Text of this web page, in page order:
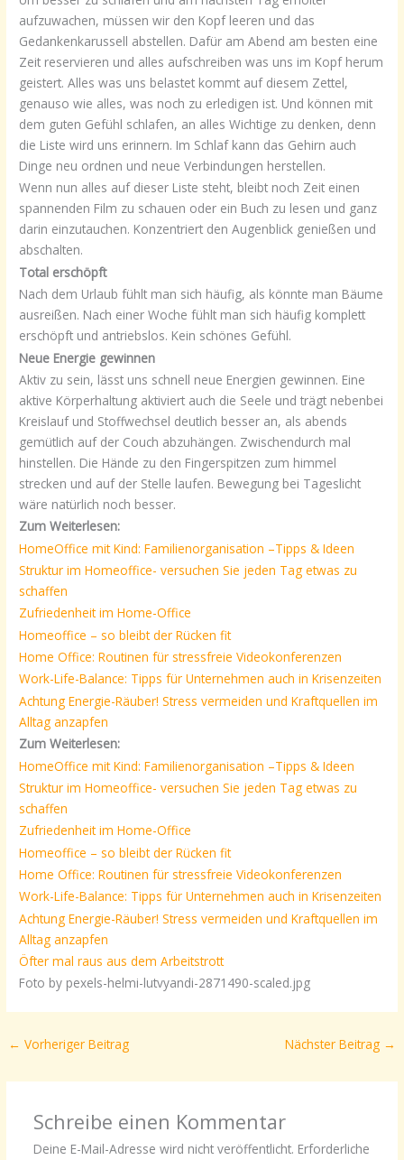
aufzuwachen, müssen wir den Kopf leeren und das
Gedankenkarussell abstellen. Dafür am Abend am besten eine
Zeit reservieren und alles aufschreiben was uns im Kopf herum
geistert. Alles was uns belastet kommt auf diesem Zettel,
genauso wie alles, was noch zu erledigen ist. Und können mit
dem guten Gefühl schlafen, an alles Wichtige zu denken, denn
die Liste wird uns erinnern. Im Schlaf kann das Gehirn auch
Dinge neu ordnen und neue Verbindungen herstellen.
Wenn nun alles auf dieser Liste steht, bleibt noch Zeit einen
spannenden Film zu schauen oder ein Buch zu lesen und ganz
darin einzutauchen. Konzentriert den Augenblick genießen und
abschalten.
Total erschöpft
Nach dem Urlaub fühlt man sich häufig, als könnte man Bäume
ausreißen. Nach einer Woche fühlt man sich häufig komplett
erschöpft und antriebslos. Kein schönes Gefühl.
Neue Energie gewinnen
Aktiv zu sein, lässt uns schnell neue Energien gewinnen. Eine
aktive Körperhaltung aktiviert auch die Seele und trägt nebenbei
Kreislauf und Stoffwechsel deutlich besser an, als abends
gemütlich auf der Couch abzuhängen. Zwischendurch mal
hinstellen. Die Hände zu den Fingerspitzen zum himmel
strecken und auf der Stelle laufen. Bewegung bei Tageslicht
wäre natürlich noch besser.
Zum Weiterlesen:
HomeOffice mit Kind: Familienorganisation –Tipps & Ideen
Struktur im Homeoffice- versuchen Sie jeden Tag etwas zu
schaffen
Zufriedenheit im Home-Office
Homeoffice – so bleibt der Rücken fit
Home Office: Routinen für stressfreie Videokonferenzen
Work-Life-Balance: Tipps für Unternehmen auch in Krisenzeiten
Achtung Energie-Räuber! Stress vermeiden und Kraftquellen im
Alltag anzapfen
Zum Weiterlesen:
HomeOffice mit Kind: Familienorganisation –Tipps & Ideen
Struktur im Homeoffice- versuchen Sie jeden Tag etwas zu
schaffen
Zufriedenheit im Home-Office
Homeoffice – so bleibt der Rücken fit
Home Office: Routinen für stressfreie Videokonferenzen
Work-Life-Balance: Tipps für Unternehmen auch in Krisenzeiten
Achtung Energie-Räuber! Stress vermeiden und Kraftquellen im
Alltag anzapfen
Öfter mal raus aus dem Arbeitstrott
Foto by pexels-helmi-lutvyandi-2871490-scaled.jpg
← Vorheriger Beitrag Nächster Beitrag →
Schreibe einen Kommentar
Deine E-Mail-Adresse wird nicht veröffentlicht. Erforderliche